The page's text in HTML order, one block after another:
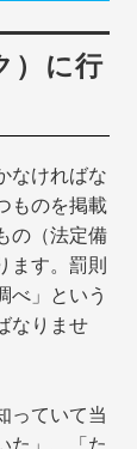
）に行
なければな
ものを掲載
の（法定備
ます。罰則
べ」という
なりませ
っていて当
た」、「た